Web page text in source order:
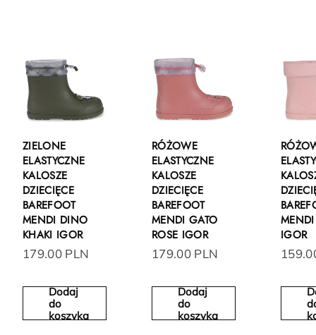
ZIELONE
ELASTYCZNE
KALOSZE
DZIECIĘCE
BAREFOOT
MENDI DINO
KHAKI IGOR
179.00 PLN
Dodaj
do
koszyka
RÓŻOWE
ELASTYCZNE
KALOSZE
DZIECIĘCE
BAREFOOT
MENDI GATO
ROSE IGOR
179.00 PLN
Dodaj
do
koszyka
IGOR